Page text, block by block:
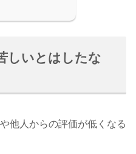
しいとはしたな
他人からの評価が低くなる